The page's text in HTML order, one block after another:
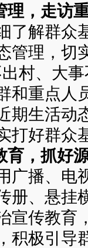
理，走访
了解群众
管理，切
村、大
和重点人
期生活动
打好群众
育，抓好
广播、电
册、悬挂
宣传教育
积极引导